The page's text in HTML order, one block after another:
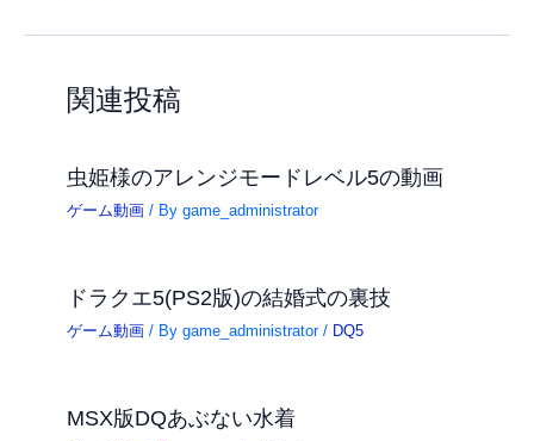
関連投稿
虫姫様のアレンジモードレベル5の動画
ゲーム動画 / Bygame_administrator
ドラクエ5(PS2版)の結婚式の裏技
ゲーム動画 / Bygame_administrator/ DQ5
MSX版DQあぶない水着